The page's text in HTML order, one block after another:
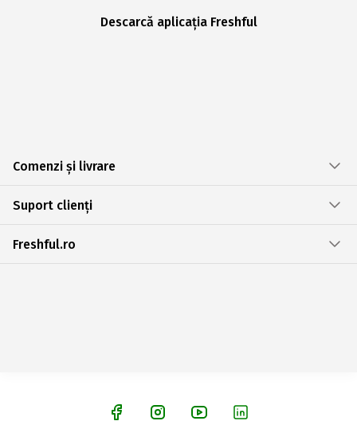
Descarcă aplicația Freshful
Comenzi și livrare
Suport clienți
Freshful.ro